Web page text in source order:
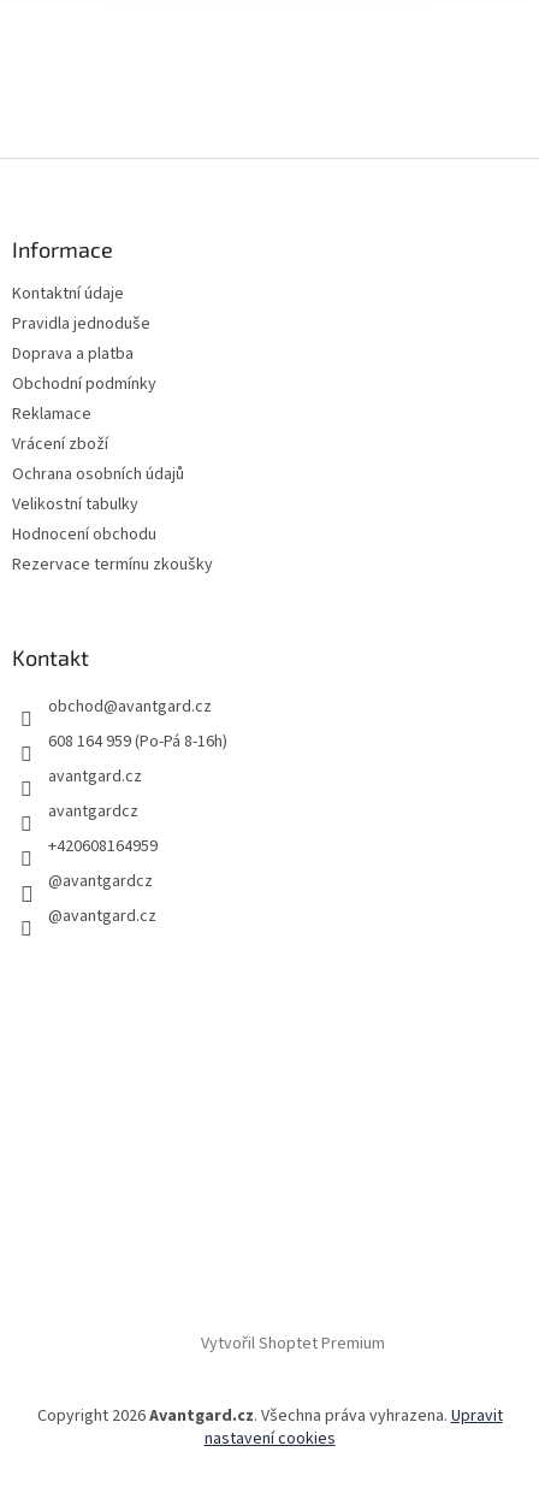
Informace
Kontaktní údaje
Pravidla jednoduše
Doprava a platba
Obchodní podmínky
Reklamace
Vrácení zboží
Ochrana osobních údajů
Velikostní tabulky
Hodnocení obchodu
Rezervace termínu zkoušky
Kontakt
obchod@avantgard.cz
608 164 959 (Po-Pá 8-16h)
avantgard.cz
avantgardcz
+420608164959
@avantgardcz
@avantgard.cz
Vytvořil Shoptet Premium
Copyright 2026Avantgard.cz. Všechna práva vyhrazena. Upravit
nastavení cookies